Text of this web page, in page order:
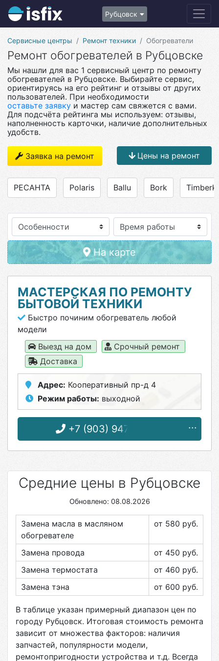
Рубцовск
Сервисные центры Ремонт техники Обогреватели
Ремонт обогревателей в Рубцовске
Мы нашли для вас 1 сервисный центр по ремонту
обогревателей в Рубцовске. Выбирайте сервис,
ориентируясь на его рейтинг и отзывы от других
пользователей. При необходимости
оставьте заявку и мастер сам свяжется с вами.
Для подсчёта рейтинга мы используем: отзывы,
наполненность карточки, наличие дополнительных
удобств.
Заявка на ремонт Цены на ремонт
РЕСАНТА Polaris Ballu Bork Timberk
Особенности
На карте
МАСТЕРСКАЯ ПО РЕМОНТУ
БЫТОВОЙ ТЕХНИКИ
Быстро починим обогреватель любой
модели
Выезд на дом
Срочный ремонт
Доставка
Адрес: Кооперативный пр-д 4
Режим работы: выходной
+7 (903) 947-43-44
Средние цены в Рубцовске
Обновлено: 08.08.2026
Замена масла в масляном
обогревателе
от 580 руб.
Замена провода от 450 руб.
Замена термостата
от 460 руб.
Замена тэна
от 600 руб.
В таблице указан примерный диапазон цен по
городу Рубцовск. Итоговая стоимость ремонта
зависит от множества факторов: наличия
запчастей, популярности модели,
ремонтопригодности устройства и т.д. Всегда